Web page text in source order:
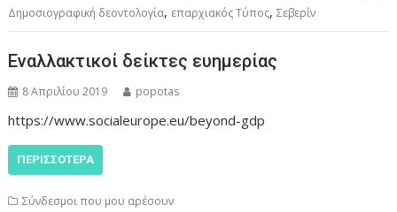
Δημοσιογραφική δεοντολογία, επαρχιακός Τύπος,Σεβερίν
Εναλλακτικοί δείκτες ευημερίας
8 Απριλίου 2019 popotas
https://www.socialeurope.eu/beyond-gdp
ΠΕΡΙΣΣΌΤΕΡΑ
Σύνδεσμοι που μου αρέσουν